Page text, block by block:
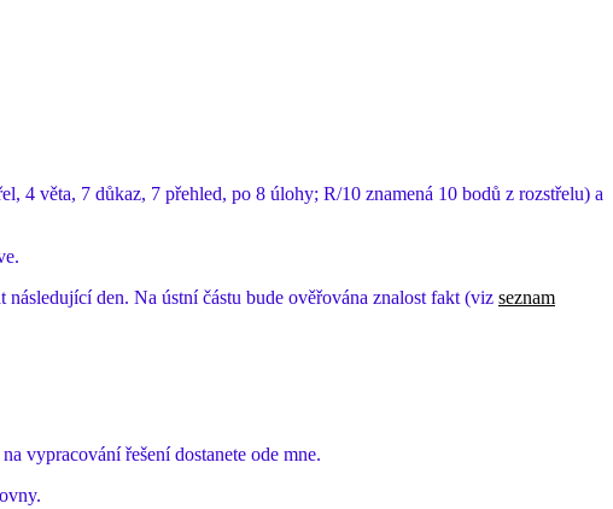
4 věta, 7 důkaz, 7 přehled, po 8 úlohy; R/10 znamená 10 bodů z rozstřelu) a
den. Na ústní částu bude ověřována znalost fakt (viz seznam
vypracování řešení dostanete ode mne.